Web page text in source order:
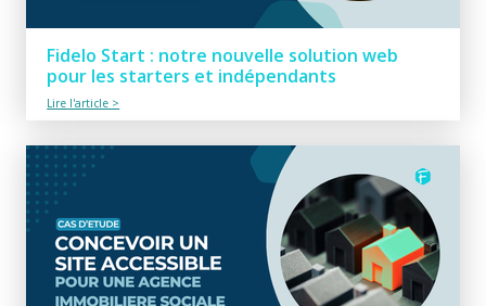
Fidelo Start : notre nouvelle solution web
pour les starters et indépendants
Lire l'article >